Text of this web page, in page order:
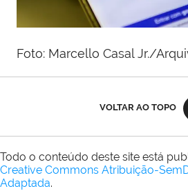
Foto: Marcello Casal Jr./
VOLTAR AO TOPO
Todo o conteúdo deste site está
Creative Commons Atribuição-
Adaptada.